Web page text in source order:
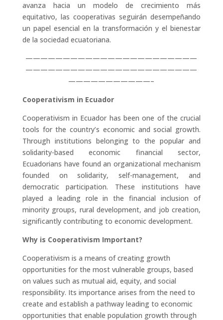
avanza hacia un modelo de crecimiento más
equitativo, las cooperativas seguirán desempeñando
un papel esencial en la transformación y el bienestar
de la sociedad ecuatoriana.
———————————————————————
———————————————————————
———————————–
Cooperativism in Ecuador
Cooperativism in Ecuador has been one of the crucial
tools for the country’s economic and social growth.
Through institutions belonging to the popular and
solidarity-based economic financial sector,
Ecuadorians have found an organizational mechanism
founded on solidarity, self-management, and
democratic participation. These institutions have
played a leading role in the financial inclusion of
minority groups, rural development, and job creation,
significantly contributing to economic development.
Why is Cooperativism Important?
Cooperativism is a means of creating growth
opportunities for the most vulnerable groups, based
on values such as mutual aid, equity, and social
responsibility. Its importance arises from the need to
create and establish a pathway leading to economic
opportunities that enable population growth through